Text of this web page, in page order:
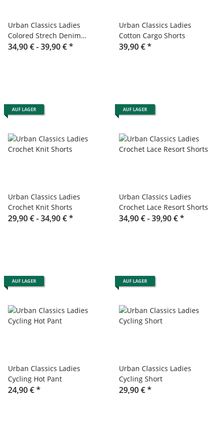
Urban Classics Ladies
Colored Strech Denim
Shorts
34,90 € -39,90 €*
Urban Classics Ladies
Cotton Cargo Shorts
39,90 €*
AUF LAGER
Urban Classics Ladies
Crochet Knit Shorts
29,90 € -34,90 €*
AUF LAGER
Urban Classics Ladies
Crochet Lace Resort Shorts
34,90 € -39,90 €*
AUF LAGER
Urban Classics Ladies
Cycling Hot Pant
24,90 €*
AUF LAGER
Urban Classics Ladies
Cycling Short
29,90 €*